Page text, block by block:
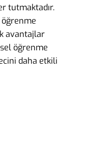
tutmaktadır.
avantajlar
öğrenme
daha etkili